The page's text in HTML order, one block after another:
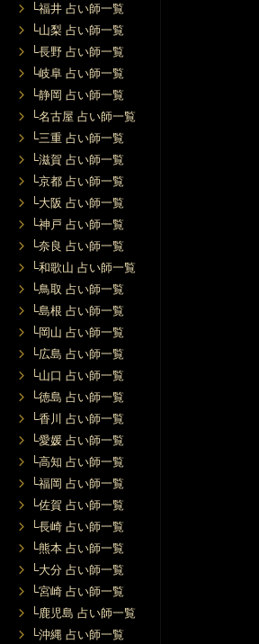
└福井 占い師一覧
└山梨 占い師一覧
└長野 占い師一覧
└岐阜 占い師一覧
└静岡 占い師一覧
└名古屋 占い師一覧
└三重 占い師一覧
└滋賀 占い師一覧
└京都 占い師一覧
└大阪 占い師一覧
└神戸 占い師一覧
└奈良 占い師一覧
└和歌山 占い師一覧
└鳥取 占い師一覧
└島根 占い師一覧
└岡山 占い師一覧
└広島 占い師一覧
└山口 占い師一覧
└徳島 占い師一覧
└香川 占い師一覧
└愛媛 占い師一覧
└高知 占い師一覧
└福岡 占い師一覧
└佐賀 占い師一覧
└長崎 占い師一覧
└熊本 占い師一覧
└大分 占い師一覧
└宮崎 占い師一覧
└鹿児島 占い師一覧
└沖縄 占い師一覧